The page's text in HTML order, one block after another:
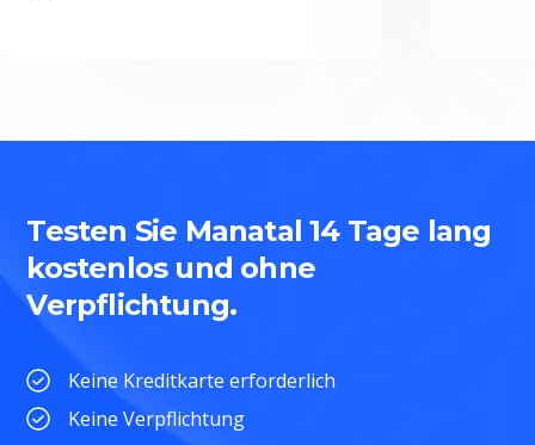
Testen Sie Manatal 14 Tage lang
kostenlos und ohne
Verpflichtung.
Keine Kreditkarte erforderlich
Keine Verpflichtung